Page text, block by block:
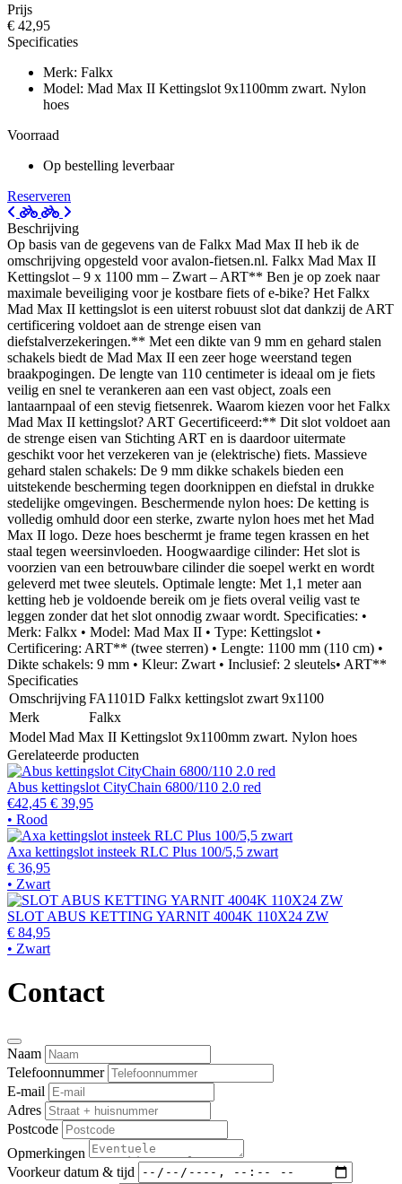
Prijs
€ 42,95
Specificaties
Merk: Falkx
Model: Mad Max II Kettingslot 9x1100mm zwart. Nylon
hoes
Voorraad
Op bestelling leverbaar
Reserveren
Beschrijving
Op basis van de gegevens van de Falkx Mad Max II heb ik de
omschrijving opgesteld voor avalon-fietsen.nl. Falkx Mad Max II
Kettingslot – 9 x 1100 mm – Zwart – ART** Ben je op zoek naar
maximale beveiliging voor je kostbare fiets of e-bike? Het Falkx
Mad Max II kettingslot is een uiterst robuust slot dat dankzij de ART
certificering voldoet aan de strenge eisen van
diefstalverzekeringen.** Met een dikte van 9 mm en gehard stalen
schakels biedt de Mad Max II een zeer hoge weerstand tegen
braakpogingen. De lengte van 110 centimeter is ideaal om je fiets
veilig en snel te verankeren aan een vast object, zoals een
lantaarnpaal of een stevig fietsenrek. Waarom kiezen voor het Falkx
Mad Max II kettingslot? ART Gecertificeerd:** Dit slot voldoet aan
de strenge eisen van Stichting ART en is daardoor uitermate
geschikt voor het verzekeren van je (elektrische) fiets. Massieve
gehard stalen schakels: De 9 mm dikke schakels bieden een
uitstekende bescherming tegen doorknippen en diefstal in drukke
stedelijke omgevingen. Beschermende nylon hoes: De ketting is
volledig omhuld door een sterke, zwarte nylon hoes met het Mad
Max II logo. Deze hoes beschermt je frame tegen krassen en het
staal tegen weersinvloeden. Hoogwaardige cilinder: Het slot is
voorzien van een betrouwbare cilinder die soepel werkt en wordt
geleverd met twee sleutels. Optimale lengte: Met 1,1 meter aan
ketting heb je voldoende bereik om je fiets overal veilig vast te
leggen zonder dat het slot onnodig zwaar wordt. Specificaties: •
Merk: Falkx • Model: Mad Max II • Type: Kettingslot •
Certificering: ART** (twee sterren) • Lengte: 1100 mm (110 cm) •
Dikte schakels: 9 mm • Kleur: Zwart • Inclusief: 2 sleutels• ART**
Specificaties
OmschrijvingFA1101D Falkx kettingslot zwart 9x1100
Merk
Falkx
Model Mad Max II Kettingslot 9x1100mm zwart. Nylon hoes
Gerelateerde producten
Abus kettingslot CityChain 6800/110 2.0 red
€42,45 € 39,95
• Rood
Axa kettingslot insteek RLC Plus 100/5,5 zwart
€ 36,95
• Zwart
SLOT ABUS KETTING YARNIT 4004K 110X24 ZW
€ 84,95
• Zwart
Contact
Naam
Telefoonnummer
E-mail
Adres
Postcode
Opmerkingen
Voorkeur datum & tijd